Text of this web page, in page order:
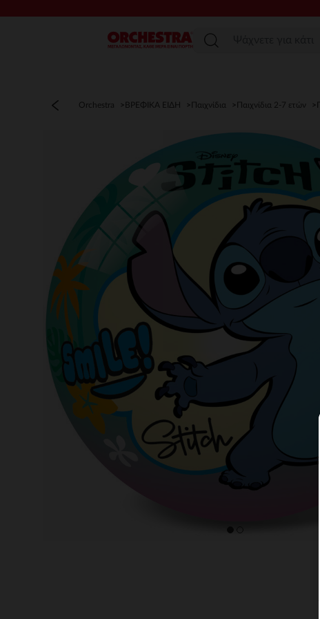
Μενού
Orchestra ΒΡΕΦΙΚΑ ΕΙΔΗ Παιχνίδια Παιχνίδια 2-7 ετών